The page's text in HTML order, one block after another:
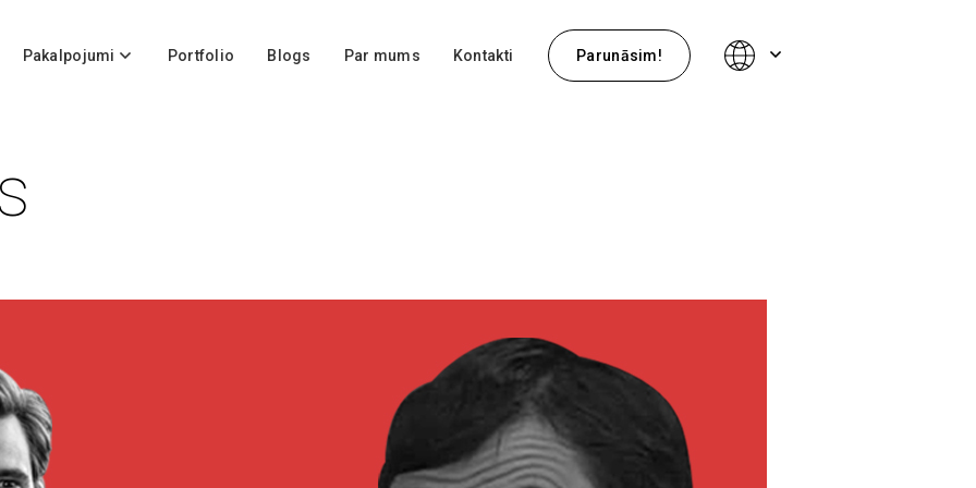
Parunāsim!
Pakalpojumi Portfolio Blogs Par mums Kontakti